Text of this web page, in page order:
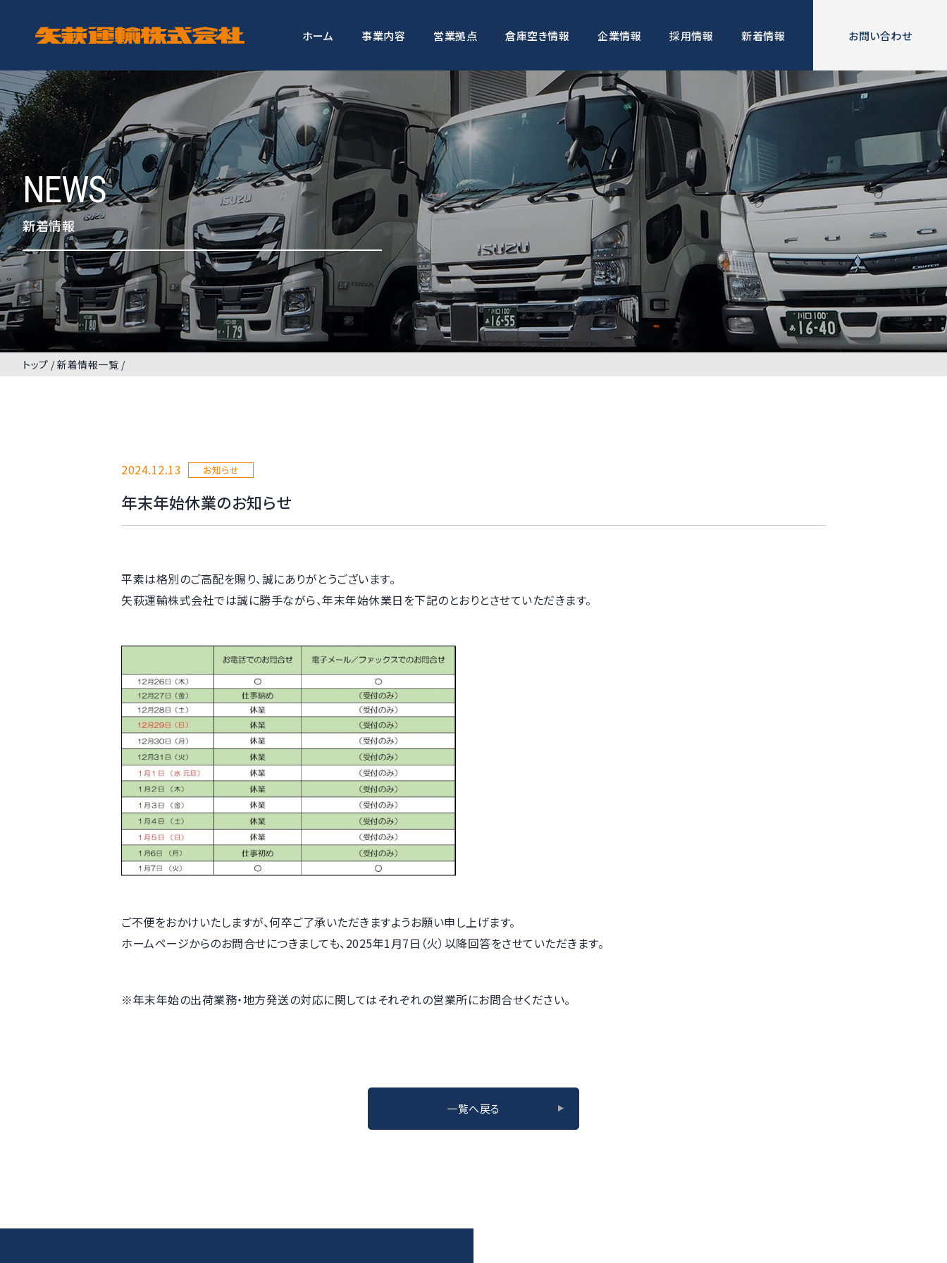
ホーム 事業内容 営業拠点 倉庫空き情報 企業情報 採用情報 新着情報 お問い合わせ
NEWS
新着情報
トップ 新着情報一覧
2024.12.13 お知らせ
年末年始休業のお知らせ
平素は格別のご高配を賜り、誠にありがとうございます。
矢萩運輸株式会社では誠に勝手ながら、年末年始休業日を下記のとおりとさせていただきます。
ご不便をおかけいたしますが、何卒ご了承いただきますようお願い申し上げます。
ホームページからのお問合せにつきましても、2025年1月7日（火）以降回答をさせていただきます。
※年末年始の出荷業務・地方発送の対応に関してはそれぞれの営業所にお問合せください。
一覧へ戻る